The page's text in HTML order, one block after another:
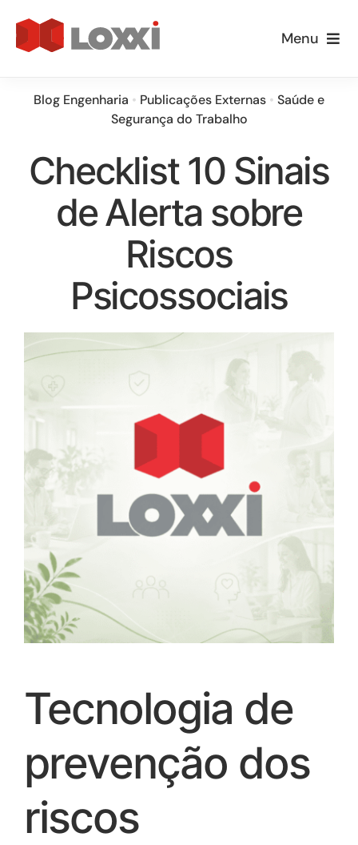
para
Menu
Especialidades
Loxxi Educa
Informativos
Blog Engenharia • Publicações Externas • Saúde e
Segurança do Trabalho
Checklist 10 Sinais
de Alerta sobre
Riscos
Psicossociais
Tecnologia de
prevenção dos
riscos